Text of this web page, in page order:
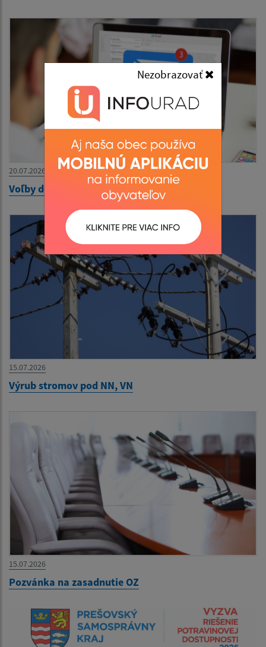
Nezobrazovať
20.07.2026
Voľby do miestnej samosprávy
15.07.2026
Výrub stromov pod NN, VN
15.07.2026
Pozvánka na zasadnutie OZ